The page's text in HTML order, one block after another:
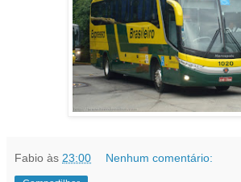
Fabio às 23:00 Nenhum comentário: